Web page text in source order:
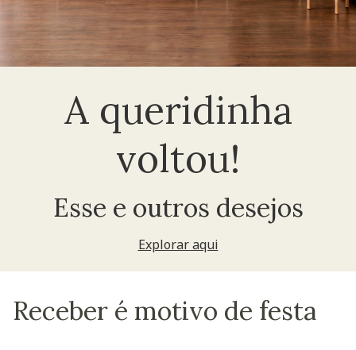
A queridinha
voltou!
Esse e outros desejos
Explorar aqui
Receber é motivo de festa